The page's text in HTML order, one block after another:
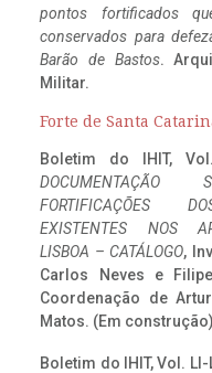
pontos fortificados
conservados para
Barão de Bastos.
Militar.
Forte de Santa
Boletim do IHIT,
DOCUMENTAÇÃO
FORTIFICAÇÕES
EXISTENTES NOS
LISBOA – CATÁLOGO,
Carlos Neves e
Coordenação de
Matos. (Em construção)
Boletim do IHIT, Vol.